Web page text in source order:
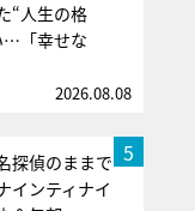
“人生の格
…「幸せな
2026.08.08
5
探偵のままで
インティナイ